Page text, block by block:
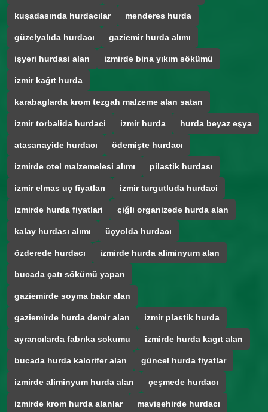
kuşadasında hurdacılar menderes hurda
güzelyalıda hurdacı gaziemir hurda alımı
işyeri hurdasi alan izmirde bina yıkım sökümü
izmir kağıt hurda
karabaglarda krom tezgah malzeme alan satan
izmir torbalida hurdaci izmir hurda hurda beyaz eşya
atasanayide hurdacı ödemişte hurdacı
izmirde otel malzemelesi alımı pilastik hurdası
izmir elmas uç fiyatları izmir turgutluda hurdaci
izmirde hurda fiyatlari çiğli organizede hurda alan
kalay hurdası alımı üçyolda hurdacı
özderede hurdacı izmirde hurda aliminyum alan
bucada çatı sökümü yapan
gaziemirde soyma bakır alan
gaziemirde hurda demir alan izmir plastik hurda
ayrancılarda fabrıka sokumu izmirde hurda kagıt alan
bucada hurda kalorifer alan güncel hurda fiyatlar
izmirde aliminyum hurda alan çeşmede hurdacı
izmirde krom hurda alanlar mavişehirde hurdacı